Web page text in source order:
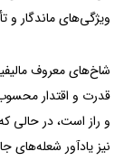
ویژگی‌های ماندگار و
شاخ‌های معروف
قدرت و اقتدار
و راز است، در حالی
نیز یادآور